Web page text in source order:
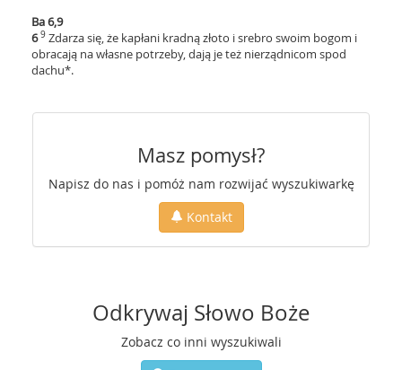
Ba 6,9
6 9 Zdarza się, że kapłani kradną złoto i srebro swoim bogom i
obracają na własne potrzeby, dają je też nierządnicom spod
dachu*.
Masz pomysł?
Napisz do nas i pomóż nam rozwijać wyszukiwarkę
Kontakt
Odkrywaj Słowo Boże
Zobacz co inni wyszukiwali